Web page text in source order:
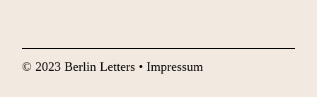
© 2023 Berlin Letters •Impressum